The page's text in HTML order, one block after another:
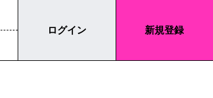
ログイン 新規登録